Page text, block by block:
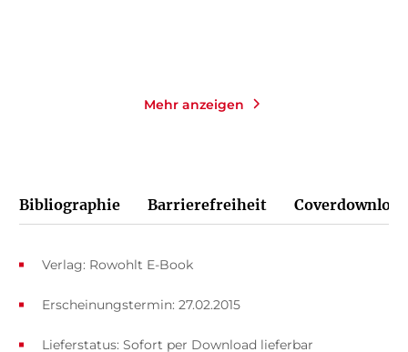
Mehr anzeigen
Bibliographie Barrierefreiheit Coverdownload
Verlag: Rowohlt E-Book
Erscheinungstermin: 27.02.2015
Lieferstatus: Sofort per Download lieferbar